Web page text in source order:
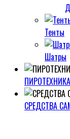
Тенты
Шатры
ПИРОТЕХНИКА
СРЕДСТВА